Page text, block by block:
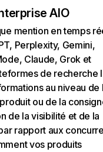
AIO
mention en temps
Perplexity, Gemini,
Claude, Grok et
de recherche
au niveau de
ou de la
de la visibilité et de la
rapport aux
vos produits